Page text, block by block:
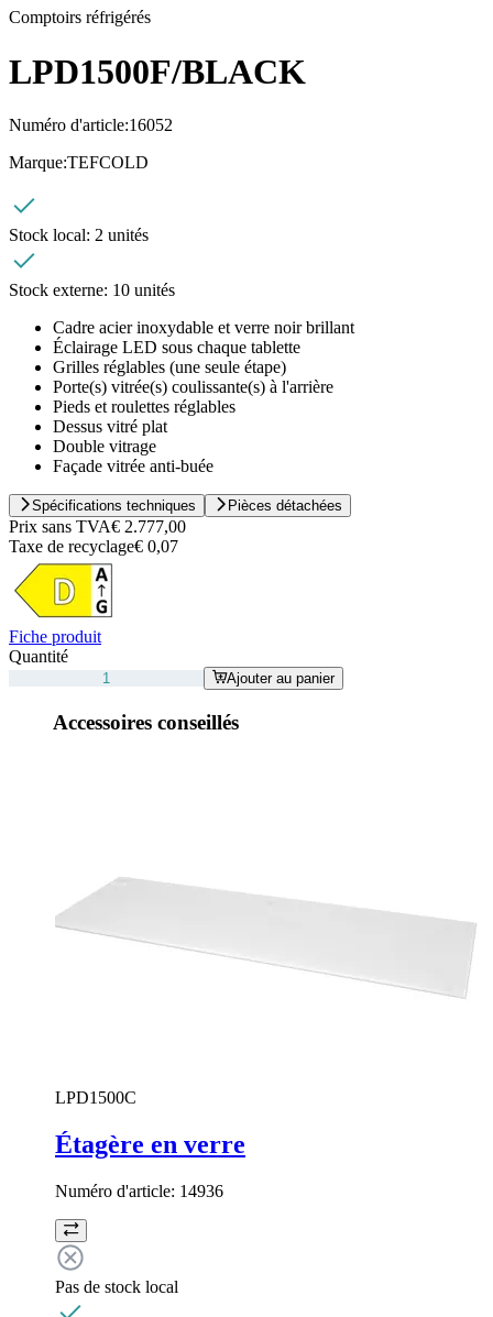
Comptoirs réfrigérés
LPD1500F/BLACK
Numéro d'article:16052
Marque:TEFCOLD
Stock local: 2 unités
Stock externe: 10 unités
Cadre acier inoxydable et verre noir brillant
Éclairage LED sous chaque tablette
Grilles réglables (une seule étape)
Porte(s) vitrée(s) coulissante(s) à l'arrière
Pieds et roulettes réglables
Dessus vitré plat
Double vitrage
Façade vitrée anti-buée
Spécifications techniques Pièces détachées
Prix sans TVA€ 2.777,00
Taxe de recyclage€ 0,07
Fiche produit
Quantité
Ajouter au panier
Accessoires conseillés
LPD1500C
Étagère en verre
Numéro d'article: 14936
Pas de stock local